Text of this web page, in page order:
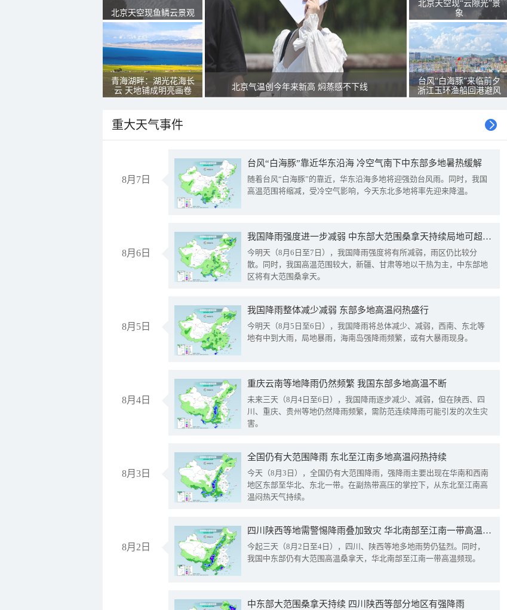
北京天空现鱼鳞云景观
青海湖畔：湖光花海长
云 天地铺成明亮画卷
北京气温创今年来新高 焖蒸感不下线
北京天空现“云隙光”景
象
台风“白海豚”来临前夕
浙江玉环渔船回港避风
重大天气事件
8月7日
台风“白海豚”靠近华东沿海 冷空气南下中东部多地暑热缓解
随着台风“白海豚”的靠近，华东沿海多地将迎强劲台风雨。同时，我国
高温范围将缩减，受冷空气影响，今天东北多地将率先迎来降温。
8月6日
我国降雨强度进一步减弱 中东部大范围桑拿天持续局地可超38℃
今明天（8月6日至7日），我国降雨强度将有所减弱，雨区仍比较分
散。同时，我国高温范围较大，新疆、甘肃等地以干热为主，中东部地
区将有大范围桑拿天。
8月5日
我国降雨整体减少减弱 东部多地高温闷热盛行
今明天（8月5日至6日），我国降雨将总体减少、减弱，西南、东北等
地有中到大雨，局地暴雨，海南岛强降雨频繁，或有大暴雨现身。
8月4日
重庆云南等地降雨仍然频繁 我国东部多地高温不断
未来三天（8月4日至6日），我国降雨逐步减少、减弱，但在陕西、四
川、重庆、贵州等地仍然降雨频繁，需防范连续降雨可能引发的次生灾
害。
8月3日
全国仍有大范围降雨 东北至江南多地高温闷热持续
今天（8月3日），全国仍有大范围降雨，强降雨主要出现在华南和西南
地区东部至华北、东北一带。在副热带高压的掌控下，从东北至江南高
温闷热天气持续。
8月2日
四川陕西等地需警惕降雨叠加致灾 华北南部至江南一带高温频现
今起三天（8月2日至4日），四川、陕西等地多地雨势仍猛烈。同时，
我国中东部仍有大范围高温桑拿天，华北南部至江南一带高温频现。
中东部大范围桑拿天持续 四川陕西等部分地区有强降雨